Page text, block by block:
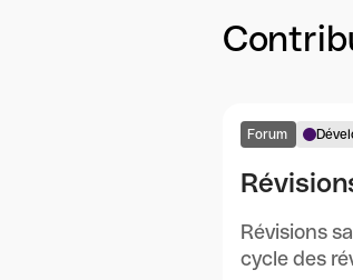
Forum
Révisions
cycle des